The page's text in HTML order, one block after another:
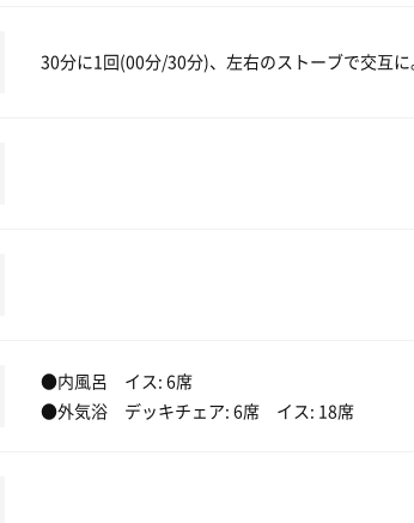
30分に1回(00分/30分)、左右のストーブで交互
●内風呂 イス: 6席
●外気浴 デッキチェア: 6席 イス: 18席